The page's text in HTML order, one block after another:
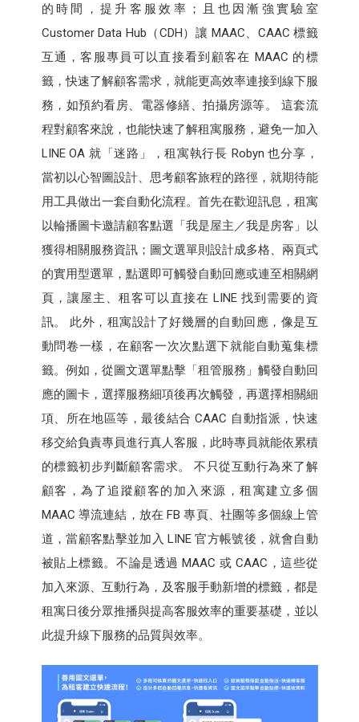
的時間，提升客服效率；且也因漸強實驗室
Customer Data Hub（CDH）讓 MAAC、CAAC 標籤
互通，客服專員可以直接看到顧客在 MAAC 的標
籤，快速了解顧客需求，就能更高效率連接到線下服
務，如預約看房、電器修繕、拍攝房源等。 這套流
程對顧客來說，也能快速了解租寓服務，避免一加入
LINE OA 就「迷路」，租寓執行長 Robyn 也分享，
當初以心智圖設計、思考顧客旅程的路徑，就期待能
用工具做出一套自動化流程。首先在歡迎訊息，租寓
以輪播圖卡邀請顧客點選「我是屋主／我是房客」以
獲得相關服務資訊；圖文選單則設計成多格、兩頁式
的實用型選單，點選即可觸發自動回應或連至相關網
頁，讓屋主、租客可以直接在 LINE 找到需要的資
訊。 此外，租寓設計了好幾層的自動回應，像是互
動問卷一樣，在顧客一次次點選下就能自動蒐集標
籤。例如，從圖文選單點擊「租管服務」觸發自動回
應的圖卡，選擇服務細項後再次觸發，再選擇相關細
項、所在地區等，最後結合 CAAC 自動指派，快速
移交給負責專員進行真人客服，此時專員就能依累積
的標籤初步判斷顧客需求。 不只從互動行為來了解
顧客，為了追蹤顧客的加入來源，租寓建立多個
MAAC 導流連結，放在 FB 專頁、社團等多個線上管
道，當顧客點擊並加入 LINE 官方帳號後，就會自動
被貼上標籤。不論是透過 MAAC 或 CAAC，這些從
加入來源、互動行為，及客服手動新增的標籤，都是
租寓日後分眾推播與提高客服效率的重要基礎，並以
此提升線下服務的品質與效率。